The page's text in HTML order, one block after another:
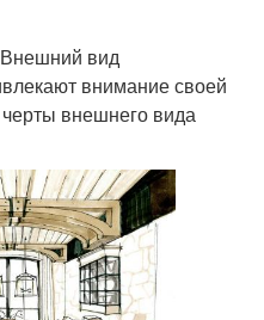
Внешний вид
внимание своей
внешнего вида